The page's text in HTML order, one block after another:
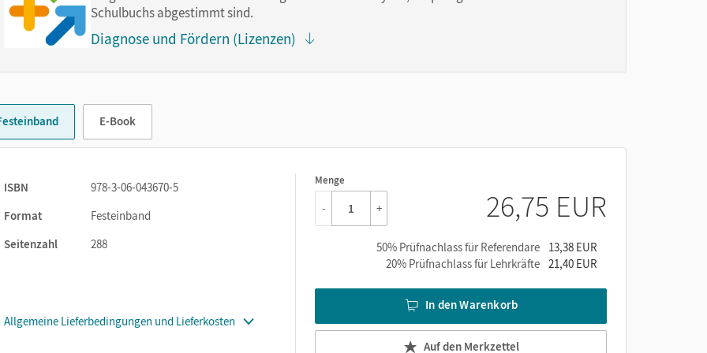
Schulbuchs abgestimmt sind.
Diagnose und Fördern (Lizenzen)
E-Book
ISBN
978-3-06-043670-5
Format
Festeinband
Seitenzahl
288
Allgemeine Lieferbedingungen und Lieferkosten
Menge
1
- + 26,75 EUR
50% Prüfnachlass für Referendare
13,38 EUR
20% Prüfnachlass für Lehrkräfte 21,40 EUR
In den Warenkorb
Auf den Merkzettel